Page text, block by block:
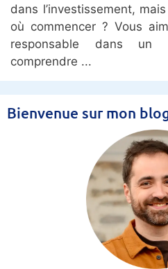
dans l’investissement,
où commencer ? Vous
responsable dans un
comprendre
Bienvenue sur mon